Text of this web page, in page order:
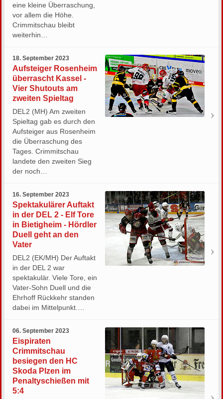
eine kleine Überraschung,
vor allem die Höhe.
Crimmitschau bleibt
weiterhin…
18. September 2023
Aufsteiger Rosenheim
überrascht Kassel -
Vier Shutouts am
zweiten Spieltag
DEL2 (MH) Am zweiten
Spieltag gab es durch den
Aufsteiger aus Rosenheim
die Überraschung des
Tages. Crimmitschau
landete den zweiten Sieg
der noch…
16. September 2023
Spektakulärer Auftakt
in der DEL 2 - Elf Tore
in Bietigheim - Hördler
Duell geht an den
Vater
DEL2 (EK/MH) Der Auftakt
in der DEL 2 war
spektakulär. Viele Tore, ein
Vater-Sohn Duell und die
Ehrhoff Rückkehr standen
dabei im Mittelpunkt.…
06. September 2023
Eispiraten
Crimmitschau
besiegen den HC
Skoda Plzen im
Penaltyschießen mit
5:4